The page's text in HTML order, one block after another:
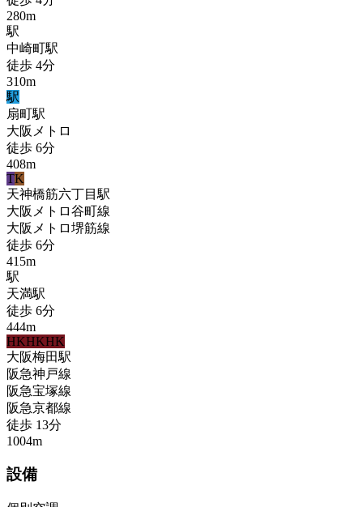
280m
駅
中崎町駅
徒歩 4分
310m
駅
扇町駅
大阪メトロ
徒歩 6分
408m
TK
天神橋筋六丁目 駅
大阪メトロ谷町線
大阪メトロ堺筋線
徒歩 6分
415m
駅
天満駅
徒歩 6分
444m
HKHKHK
大阪梅田駅
阪急神戸線
阪急宝塚線
阪急京都線
徒歩 13分
1004m
設備